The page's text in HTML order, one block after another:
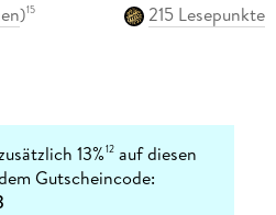
)15
215 Lesepunkte
13%12 auf diesen
Gutscheincode: